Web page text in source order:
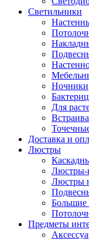
Светильники
Ночники
Для
Доставка и
Люстры
Люстры-
Люстры
Предметы